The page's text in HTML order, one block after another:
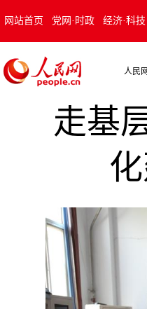
网站首页 党网·时政 经济·科技
人民网
走基